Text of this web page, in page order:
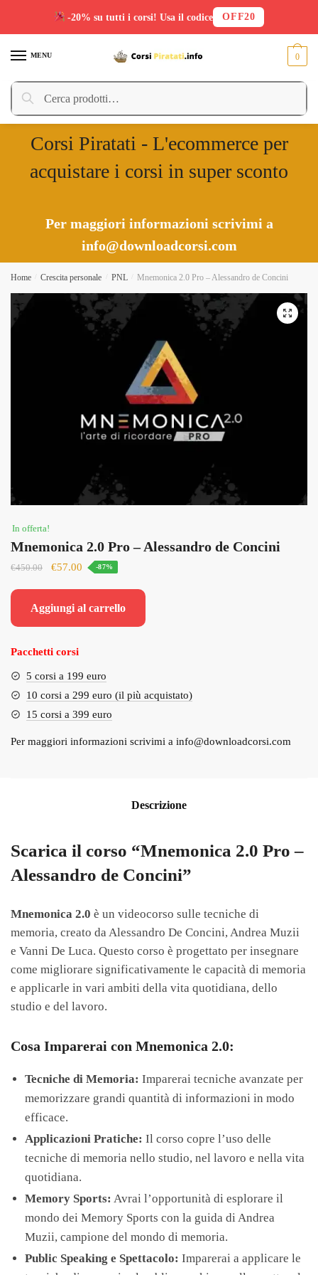
MENU
Cerca:
Cerca
0
Corsi Piratati - L'ecommerce per
acquistare i corsi in super sconto
Per maggiori informazioni scrivimi a
info@downloadcorsi.com
Home Crescita personale PNL Mnemonica 2.0 Pro – Alessandro de Concini
In offerta!
Mnemonica 2.0 Pro – Alessandro de Concini
€450.00
Il
era:
€57.00 Il
è:
-87%
Aggiungi al carrello
Pacchetti corsi
5 corsi a 199 euro
10 corsi a 299 euro (il più acquistato)
15 corsi a 399 euro
Per maggiori informazioni scrivimi a info@downloadcorsi.com
Descrizione
Scarica il corso “Mnemonica 2.0 Pro –
Alessandro de Concini”
Mnemonica 2.0 è un videocorso sulle tecniche di
memoria, creato da Alessandro De Concini, Andrea Muzii
e Vanni De Luca. Questo corso è progettato per insegnare
come migliorare significativamente le capacità di memoria
e applicarle in vari ambiti della vita quotidiana, dello
studio e del lavoro.
Cosa Imparerai con Mnemonica 2.0:
Tecniche di Memoria: Imparerai tecniche avanzate per
memorizzare grandi quantità di informazioni in modo
efficace.
Applicazioni Pratiche: Il corso copre l’uso delle
tecniche di memoria nello studio, nel lavoro e nella vita
quotidiana.
Memory Sports: Avrai l’opportunità di esplorare il
mondo dei Memory Sports con la guida di Andrea
Muzii, campione del mondo di memoria.
Public Speaking e Spettacolo: Imparerai a applicare le
-20% su tutti i corsi! Usa il codice OFF20